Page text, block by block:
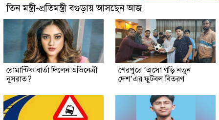
তিন মন্ত্রী-প্রতিমন্ত্রী বগুড়ায় আসছেন আজ
রোমান্টিক বার্তা দিলেন অভিনেত্রী
নুসরাত?
শেরপুরে ‘এসো গড়ি নতুন
দেশ’এর ফুটবল বিতরণ